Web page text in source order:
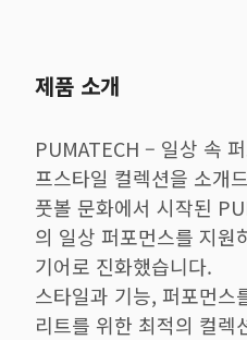
제품 소개
PUMATECH – 일상 속
프스타일 컬렉션을 소개
풋볼 문화에서 시작된
의 일상 퍼포먼스를 지원
기어로 진화했습니다.
스타일과 기능, 퍼포먼스
리트를 위한 최적의 컬렉